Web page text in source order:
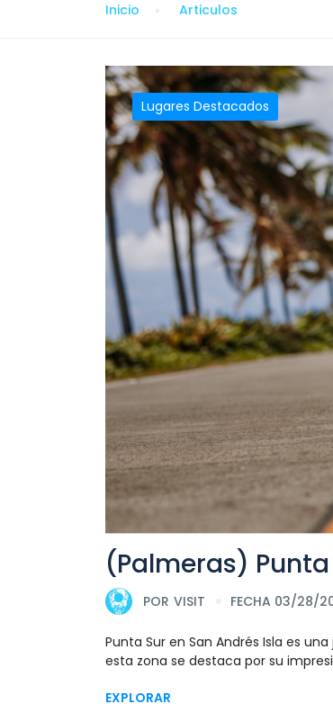
Inicio Articulos
Lugares Destacados
(Palmeras)
POR VISIT FECHA 03/28/
Punta Sur en San Andrés Isla es
esta zona se destaca por su
EXPLORAR